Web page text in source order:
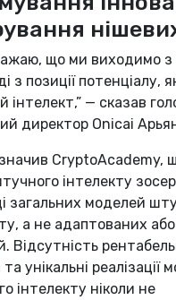
що ми виходимо з
з позиції потенціалу,
інтелект,” — сказав
директор Onicai
CryptoAcademy,
інтелекту
загальних моделей
а не адаптованих
Відсутність
унікальні реалізації
інтелекту ніколи не